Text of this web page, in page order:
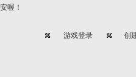
喔！
游戏登录 创